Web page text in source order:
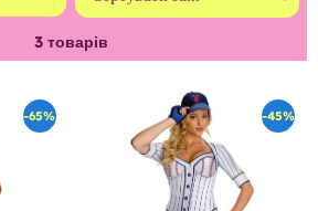
3товарів
-65% -45%